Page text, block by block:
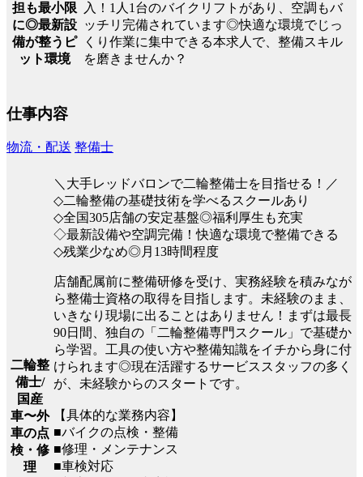
担も最小限
に◎最新設
備が整うピ
ット環境
入！1人1台のバイクリフトがあり、空調もバ
ッチリ完備されています◎快適な環境でじっ
くり作業に集中できる本求人で、整備スキル
を磨きませんか？
仕事内容
物流・配送 整備士
二輪整
備士/
国産
車〜外
車の点
検・修
理
＼大手レッドバロンで二輪整備士を目指せる！／
◇二輪整備の基礎技術を学べるスクールあり
◇全国305店舗の安定基盤◎福利厚生も充実
◇最新設備や空調完備！快適な環境で整備できる
◇残業少なめ◎月13時間程度
店舗配属前に整備研修を受け、実務経験を積みなが
ら整備士資格の取得を目指します。未経験のまま、
いきなり現場に出ることはありません！まずは最長
90日間、独自の「二輪整備専門スクール」で基礎か
ら学習。工具の使い方や整備知識をイチから身に付
けられます◎現在活躍するサービススタッフの多く
が、未経験からのスタートです。
【具体的な業務内容】
■バイクの点検・整備
■修理・メンテナンス
■車検対応